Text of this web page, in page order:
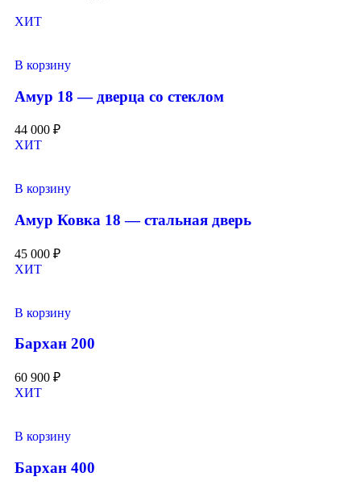
ХИТ
В корзину
Амур 18 — дверца со стеклом
44 000 ₽
ХИТ
В корзину
Амур Ковка 18 — стальная дверь
45 000 ₽
ХИТ
В корзину
Бархан 200
60 900 ₽
ХИТ
В корзину
Бархан 400